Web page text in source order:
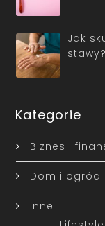
Jak
stawy?
Kategorie
Biznes i
Dom i ogród
Inne